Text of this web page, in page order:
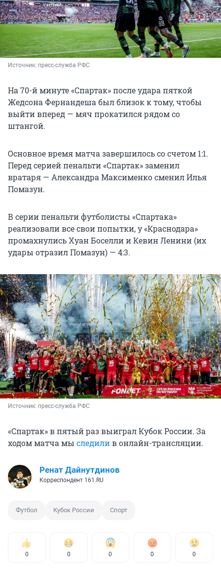
Источник: пресс-служба РФС
На 70-й минуте «Спартак» после удара пяткой
Жедсона Фернандеша был близок к тому, чтобы
выйти вперед — мяч прокатился рядом со
штангой.
Основное время матча завершилось со счетом 1:1.
Перед серией пенальти «Спартак» заменил
вратаря — Александра Максименко сменил Илья
Помазун.
В серии пенальти футболисты «Спартака»
реализовали все свои попытки, у «Краснодара»
промахнулись Хуан Боселли и Кевин Ленини (их
удары отразил Помазун) — 4:3.
Источник: пресс-служба РФС
«Спартак» в пятый раз выиграл Кубок России. За
ходом матча мы следилив онлайн-трансляции.
Ренат Дайнутдинов
Корреспондент 161.RU
Футбол Кубок России Спорт
0 0 0 0 0